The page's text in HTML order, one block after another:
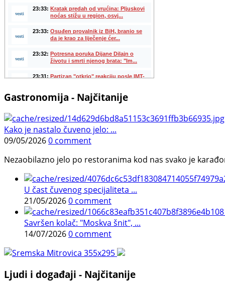
Gastronomija - Najčitanije
Kako je nastalo čuveno jelo: ...
09/05/20260 comment
Nezaobilazno jelo po restoranima kod nas svako je
U čast čuvenog specijaliteta ...
21/05/20260 comment
Savršen kolač: "Moskva šnit", ...
14/07/20260 comment
Ljudi i događaji - Najčitanije